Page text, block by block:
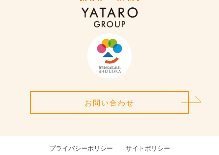
お問い合わせ
プライバシーポリシー サイトポリシー